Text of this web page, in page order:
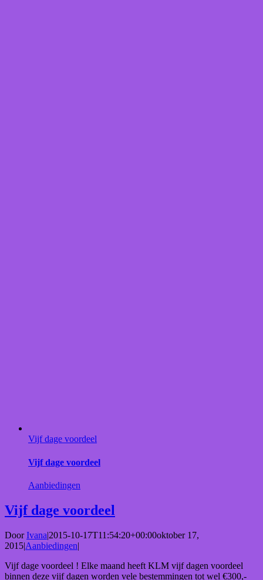
Vijf dage voordeel
Vijf dage voordeel
Aanbiedingen
Vijf dage voordeel
DoorIvana|2015-10-17T11:54:20+00:00oktober 17,
2015|Aanbiedingen|
Vijf dage voordeel ! Elke maand heeft KLM vijf dagen voordeel
binnen deze vijf dagen worden vele bestemmingen tot wel €300,-